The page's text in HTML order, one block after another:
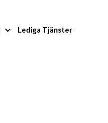
Lediga Tjänster